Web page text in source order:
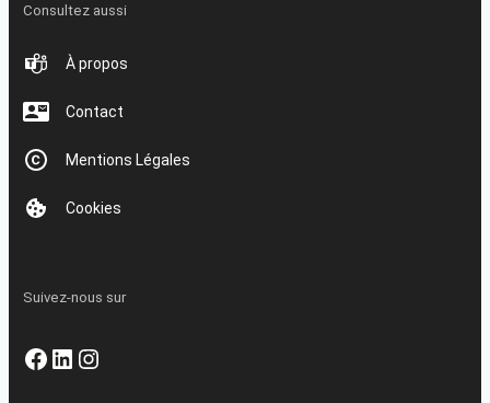
Consultez aussi
À propos
Contact
Mentions Légales
Cookies
Suivez-nous sur
Facebook
LinkedIn
Instagram